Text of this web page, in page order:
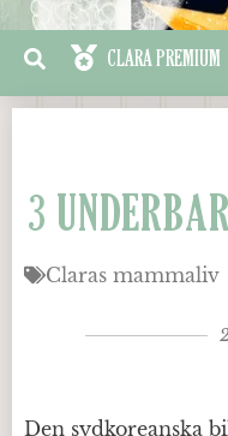
3
Claras mammaliv
Den sydkoreanska